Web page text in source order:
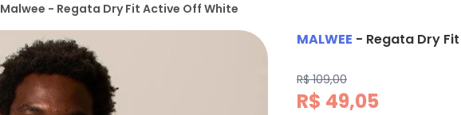
Malwee - Regata Dry Fit Active Off White
MALWEE - Regata Dry
R$ 109,00
R$ 49,05